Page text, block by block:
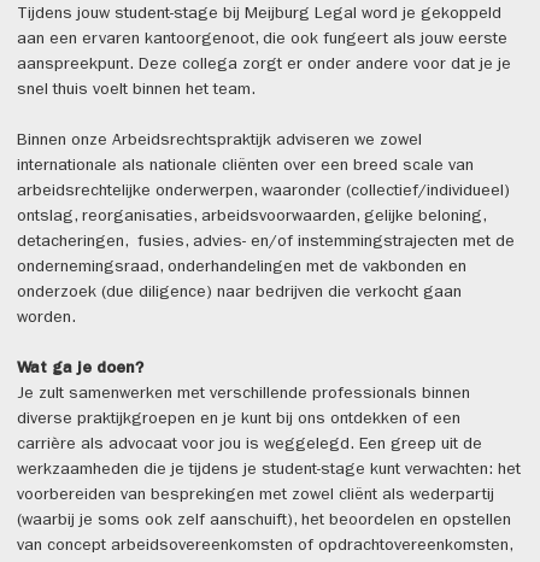
Tijdens jouw student-stage bij Meijburg Legal word je gekoppeld
aan een ervaren kantoorgenoot, die ook fungeert als jouw eerste
aanspreekpunt. Deze collega zorgt er onder andere voor dat je je
snel thuis voelt binnen het team.
Binnen onze Arbeidsrechtspraktijk adviseren we zowel
internationale als nationale cliënten over een breed scale van
arbeidsrechtelijke onderwerpen, waaronder (collectief/individueel)
ontslag, reorganisaties, arbeidsvoorwaarden, gelijke beloning,
detacheringen, fusies, advies- en/of instemmingstrajecten met de
ondernemingsraad, onderhandelingen met de vakbonden en
onderzoek (due diligence) naar bedrijven die verkocht gaan
worden.
Wat ga je doen?
Je zult samenwerken met verschillende professionals binnen
diverse praktijkgroepen en je kunt bij ons ontdekken of een
carrière als advocaat voor jou is weggelegd. Een greep uit de
werkzaamheden die je tijdens je student-stage kunt verwachten: het
voorbereiden van besprekingen met zowel cliënt als wederpartij
(waarbij je soms ook zelf aanschuift), het beoordelen en opstellen
van concept arbeidsovereenkomsten of opdrachtovereenkomsten,